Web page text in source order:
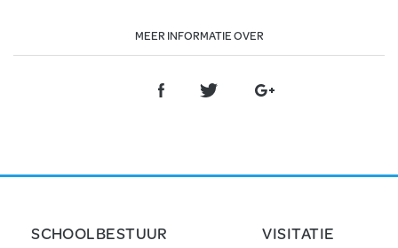
MEER INFORMATIE OVER
SCHOOLBESTUUR VISITATIE